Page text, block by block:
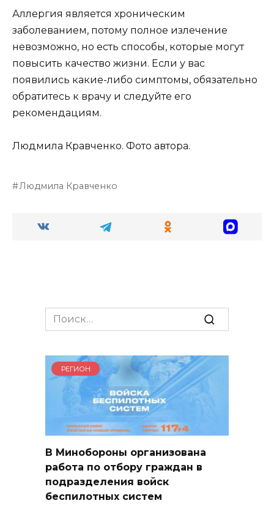
Аллергия является хроническим
заболеванием, потому полное излечение
невозможно, но есть способы, которые могут
повысить качество жизни. Если у вас
появились какие-либо симптомы, обязательно
обратитесь к врачу и следуйте его
рекомендациям.
Людмила Кравченко. Фото автора.
Людмила Кравченко
Search
for:
РЕГИОН
В Минобороны организована
работа по отбору граждан в
подразделения войск
беспилотных систем